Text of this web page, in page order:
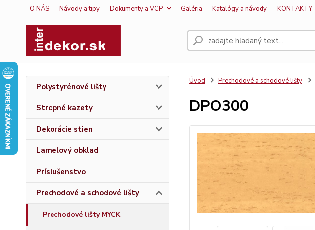
O NÁS Návody a tipy Dokumenty a VOP Galéria Katalógy a návody KONTAKTY
Polystyrénové lišty
Stropné kazety
Dekorácie stien
Lamelový obklad
Príslušenstvo
Prechodové a schodové lišty
Prechodové lišty MYCK
Úvod Prechodové a schodové lišty
DPO300